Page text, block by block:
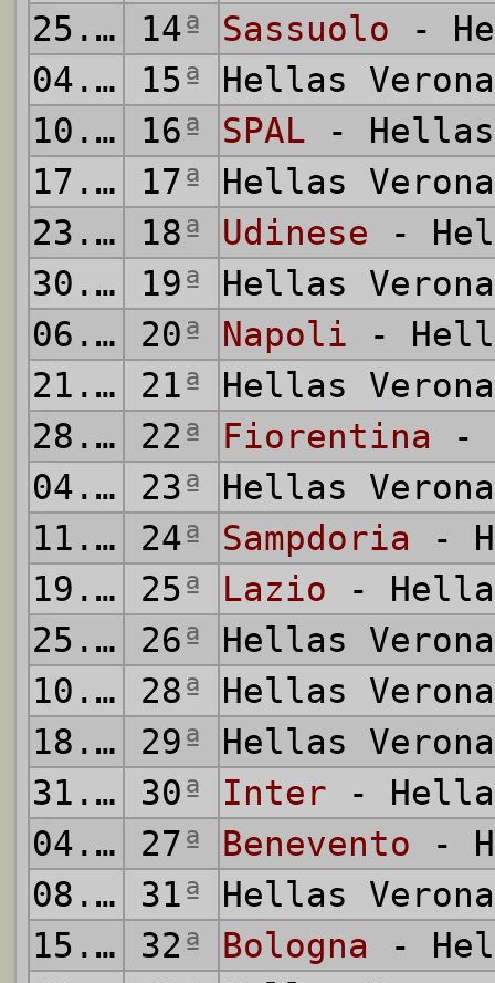
25.11.2017
14ª Sassuolo -
04.12.2017
15ª
Hellas
10.12.2017
16ª SPAL - Hellas
17.12.2017
17ª
Hellas
23.12.2017
18ª Udinese -
30.12.2017
19ª
Hellas
06.01.2018
20ª Napoli -
21.01.2018
21ª
Hellas
28.01.2018
22ª Fiorentina -
04.02.2018
23ª
Hellas
11.02.2018
24ª Sampdoria -
19.02.2018
25ª Lazio -
25.02.2018
26ª
Hellas
10.03.2018
28ª
Hellas
18.03.2018
29ª
Hellas
31.03.2018
30ª Inter -
04.04.2018
27ª Benevento -
08.04.2018
31ª
Hellas
15.04.2018
32ª Bologna -